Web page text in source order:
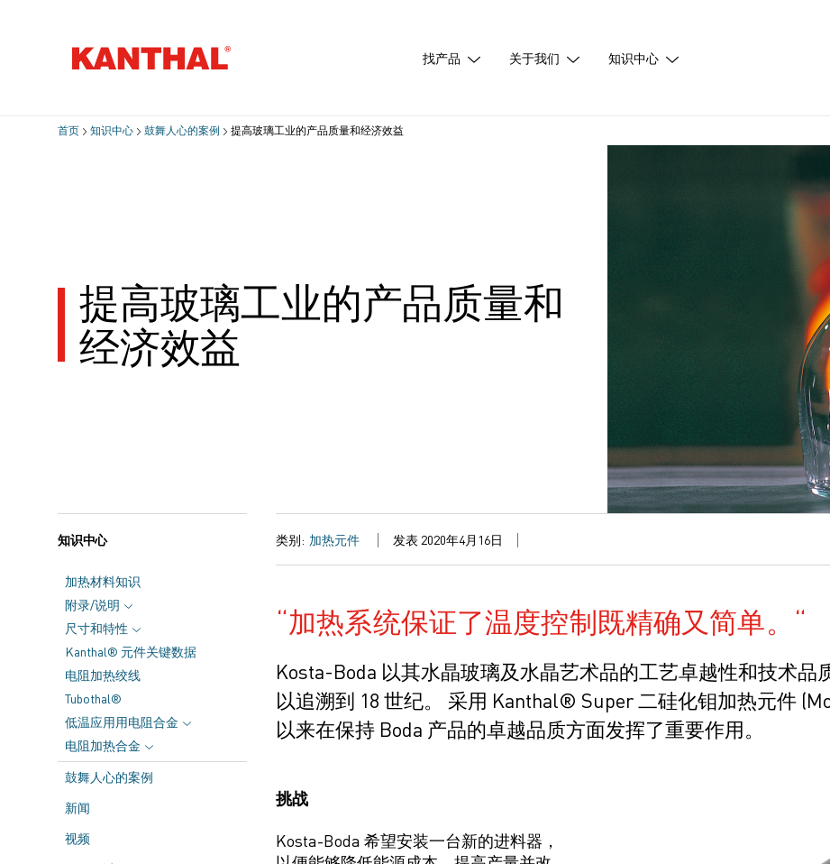
找产品 关于我们 知识中心
首页 知识中心 鼓舞人心的案例 提高玻璃工业的产品质量和经济效益
提高玻璃工业的产品质量和
经济效益
知识中心
加热材料知识
附录/说明
尺寸和特性
Kanthal® 元件关键数据
电阻加热绞线
Tubothal®
低温应用用电阻合金
电阻加热合金
鼓舞人心的案例
新闻
视频
类别: 加热元件 发表 2020年4月16日
加热系统保证了温度控制既精确又简单。
Kosta-Boda 以其水晶玻璃及水晶艺术品的工艺卓越性和技术品
以追溯到 18 世纪。 采用 Kanthal® Super 二硅化钼加热元件
以来在保持 Boda 产品的卓越品质方面发挥了重要作用。
挑战
Kosta-Boda 希望安装一台新的进料器，